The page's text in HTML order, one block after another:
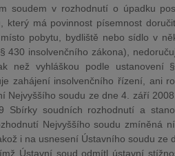
soudem v rozhodnutí o úpadku
který má povinnost písemnost
pobytu, bydliště nebo sídlo v
430 insolvenčního zákona),
než vyhláškou podle ustanovení
zahájení insolvenčního řízení, ani
Nejvyššího soudu ze dne 4. září
Sbírky soudních rozhodnutí a
Nejvyššího soudu zmíněná
i na usnesení Ústavního soudu ze
Ústavní soud odmítl ústavní